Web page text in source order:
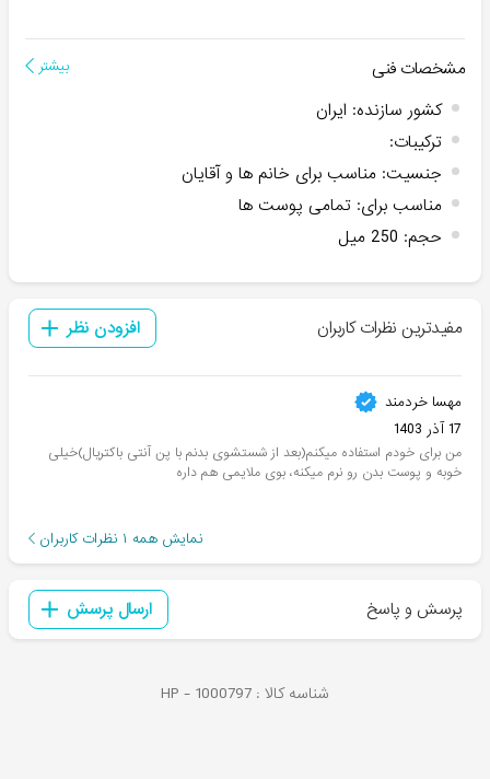
مشخصات فنی بیشتر
کشور سازنده: ایران
ترکیبات:
جنسیت: مناسب برای خانم ها و آقایان
مناسب برای: تمامی پوست ها
حجم: 250 میل
مفیدترین نظرات کاربران افزودن نظر
مهسا خردمند
17 آذر 1403
من برای خودم استفاده میکنم(بعد از شستشوی بدنم با پن آنتی باکتریال)خیلی
خوبه و پوست بدن رو نرم میکنه، بوی ملایمی هم داره
نمایش همه ۱ نظرات کاربران
پرسش و پاسخ ارسال پرسش
شناسه کالا : HP - 1000797